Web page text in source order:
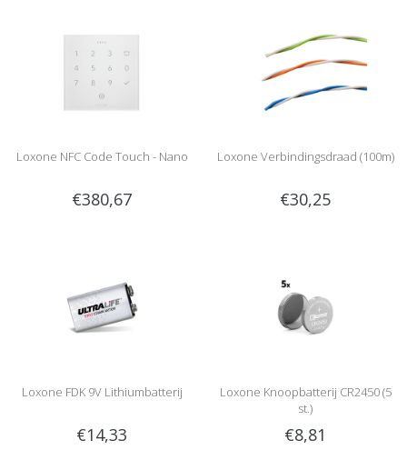
Loxone NFC Code Touch - Nano
€380,67
Loxone Verbindingsdraad (100m)
€30,25
Loxone FDK 9V Lithiumbatterij
€14,33
Loxone Knoopbatterij CR2450 (5
st.)
€8,81